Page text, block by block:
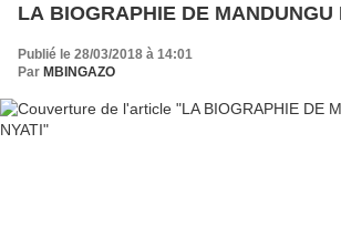
LA BIOGRAPHIE DE MANDUNGU
Publié le 28/03/2018 à 14:01
Par MBINGAZO